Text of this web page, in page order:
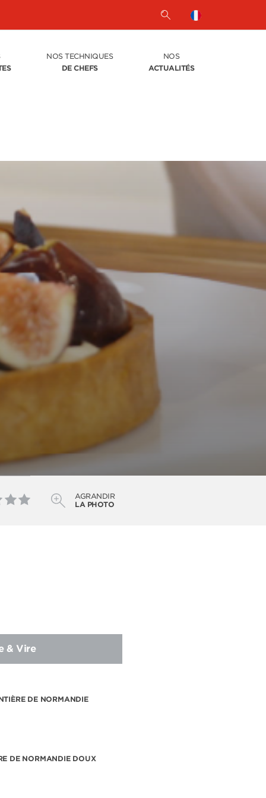
NOS TECHNIQUES
DE CHEFS
NOS
ACTUALITÉS
AGRANDIR
LA PHOTO
& Vire
DE NORMANDIE
DE NORMANDIE DOUX